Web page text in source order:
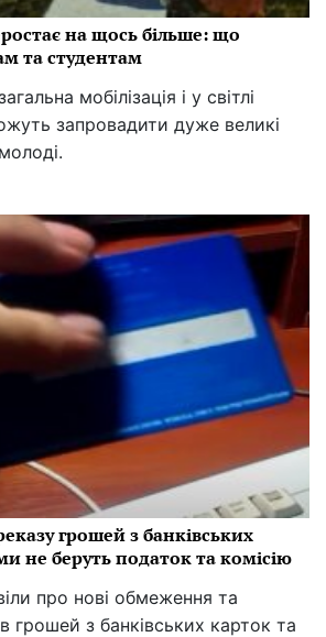
на щось більше: що
та студентам
мобілізація і у світлі
запровадити дуже великі
грошей з банківських
не беруть податок та комісію
про нові обмеження та
грошей з банківських карток та